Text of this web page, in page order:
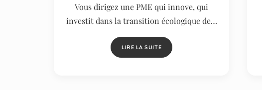
Vous dirigez une PME qui innove, qui
investit dans la transition écologique de…
LIRE LA SUITE